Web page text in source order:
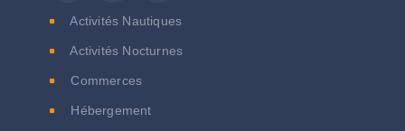
Activités Nautiques
Activités Nocturnes
Commerces
Hébergement